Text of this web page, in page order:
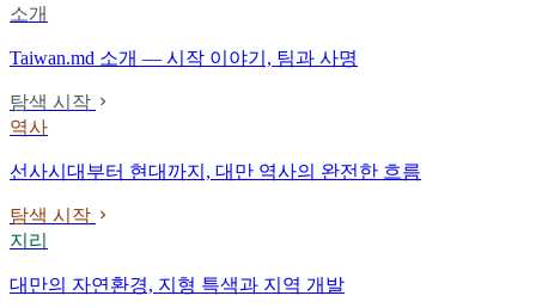
소개
Taiwan.md 소개 — 시작 이야기, 팀과 사명
탐색 시작
역사
선사시대부터 현대까지, 대만 역사의 완전한 흐름
탐색 시작
지리
대만의 자연환경, 지형 특색과 지역 개발